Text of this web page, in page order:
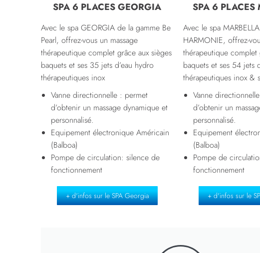
SPA 6 PLACES GEORGIA
Avec le spa GEORGIA de la gamme Be
Pearl, offrez-vous un massage
thérapeutique complet grâce aux sièges
baquets et ses 35 jets d’eau hydro
thérapeutiques inox
Vanne directionnelle : permet
d’obtenir un massage dynamique et
personnalisé.
Equipement électronique Américain
(Balboa)
Pompe de circulation: silence de
fonctionnement
+ d'infos sur le SPA Georgia
SPA 6 PLACES
Avec le spa
HARMONIE, offrez-
thérapeutique complet
baquets et ses 54 jets
thérapeutiques inox &
Vanne
d’obtenir un
personnalisé.
Equipement
(Balboa)
Pompe de
fonctionnement
+ d'infos sur le